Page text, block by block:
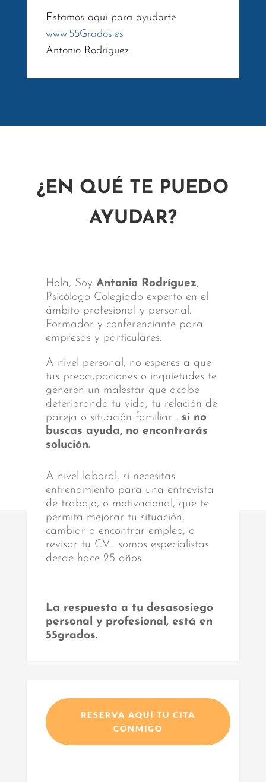
Estamos aquí para ayudarte
www.55Grados.es
Antonio Rodríguez
¿EN QUÉ TE PUEDO
AYUDAR?
Hola, Soy Antonio Rodríguez,
Psicólogo Colegiado experto en el
ámbito profesional y personal.
Formador y conferenciante para
empresas y particulares.
A nivel personal, no esperes a que
tus preocupaciones o inquietudes te
generen un malestar que acabe
deteriorando tu vida, tu relación de
pareja o situación familiar… si no
buscas ayuda, no encontrarás
solución.
A nivel laboral, si necesitas
entrenamiento para una entrevista
de trabajo, o motivacional, que te
permita mejorar tu situación,
cambiar o encontrar empleo, o
revisar tu CV… somos especialistas
desde hace 25 años.
La respuesta a tu desasosiego
personal y profesional, está en
55grados.
RESERVA AQUÍ TU CITA
CONMIGO